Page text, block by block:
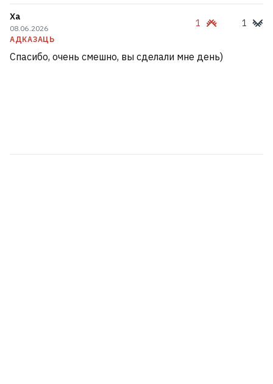
Ха
08.06.2026
АДКАЗАЦЬ
1 1
Спасибо, очень смешно, вы сделали мне день)